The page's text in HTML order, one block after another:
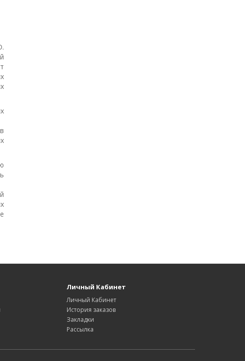
Личный Кабинет
Личный Кабинет
История заказов
Закладки
Рассылка